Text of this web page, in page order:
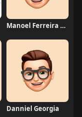
Manoel Ferreira dos Santos junior
Danniel Georgia